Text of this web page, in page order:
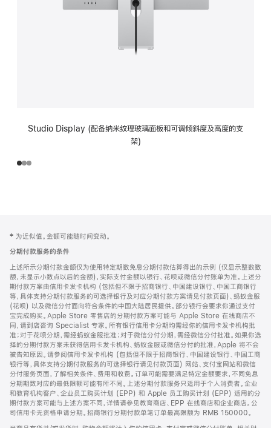
Studio Display (配备纳米纹理玻璃面板和可调倾斜度及高度的支
架)
页
页
脚
注
‡ 为近似值。金额可能随时间变动。
分期付款服务的条件
上述所示分期付款金额仅为使用特定期数免息分期付款估算得出的示例 (仅显示整数数
额，未显示小数点以后的金额)，实际支付金额以银行、花呗或微信分付账单为准。上述分
期付款方案由信用卡发卡机构 (包括但不限于招商银行、中国建设银行、中国工商银行
等，具体支持分期付款服务的可选择银行及对应分期付款方案请见付款页面)、蚂蚁金服
(花呗) 以及微信分付面向符合条件的中国大陆居民提供。部分银行会要求你通过支付
宝完成购买。Apple Store 零售店的分期付款方案可能与 Apple Store 在线商店不
同，请到店咨询 Specialist 专家。所有银行信用卡分期均需经你的信用卡发卡机构批
准；对于花呗分期，需经蚂蚁金服批准；对于微信分付分期，需经微信分付批准。如果你选
择的分期付款方案未获得信用卡发卡机构、蚂蚁金服或微信分付的批准，Apple 将不会
被告知原因。请参阅信用卡发卡机构 (包括但不限于招商银行、中国建设银行、中国工商
银行等，具体支持分期付款服务的可选择银行请见付款页面) 网站、支付宝网站和微信
分付服务页面，了解相关条件、费用和收费。订单可能需要满足特定金额要求，不同免息
分期期数对应的最低限额可能有所不同。上述分期付款服务只适用于个人消费者。企业
和教育机构客户、企业员工购买计划 (EPP) 和 Apple 员工购买计划 (EPP) 适用的分
期付款方案可能与上述方案不同，详情请参见教育商店、EPP 在线商店和企业商店。公
司信用卡无资格申请分期。招商银行分期付款单笔订单最高限额为 RMB 150000。